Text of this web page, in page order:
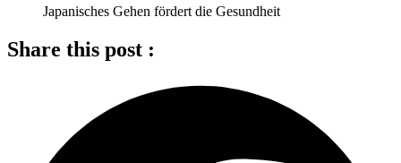
Japanisches Gehen fördert die Gesundheit
Share this post :